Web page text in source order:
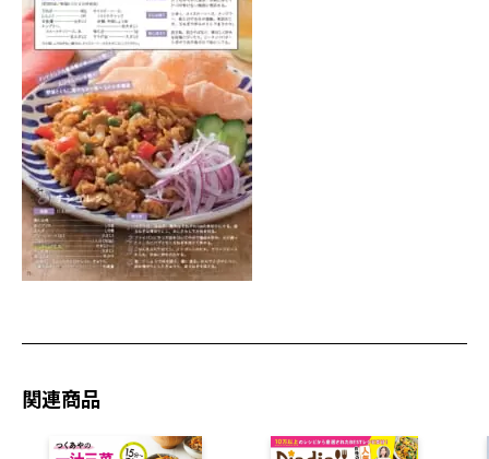
関連商品